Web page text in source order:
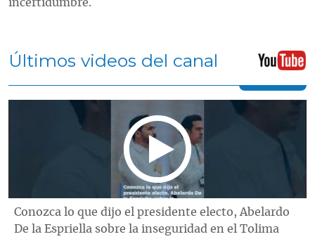
incertidumbre.
Últimos videos del canal
Conozca lo que dijo el presidente electo, Abelardo
De la Espriella sobre la inseguridad en el Tolima